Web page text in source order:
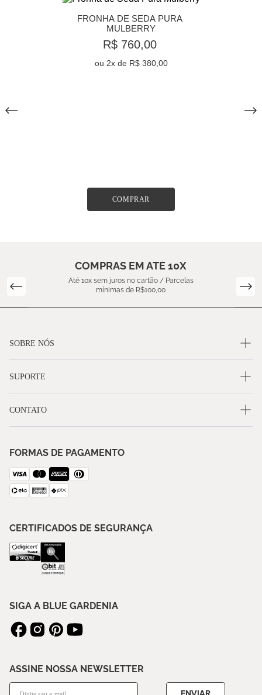
FRONHA DE SEDA PURA
MULBERRY
R$ 760,00
ou 2x de R$ 380,00
COMPRAR
COMPRAS EM ATÉ 10X
Até 10x sem juros no cartão / Parcelas
mínimas de R$100,00
SOBRE NÓS
SUPORTE
CONTATO
FORMAS DE PAGAMENTO
CERTIFICADOS DE SEGURANÇA
SIGA A BLUE GARDENIA
ASSINE NOSSA NEWSLETTER